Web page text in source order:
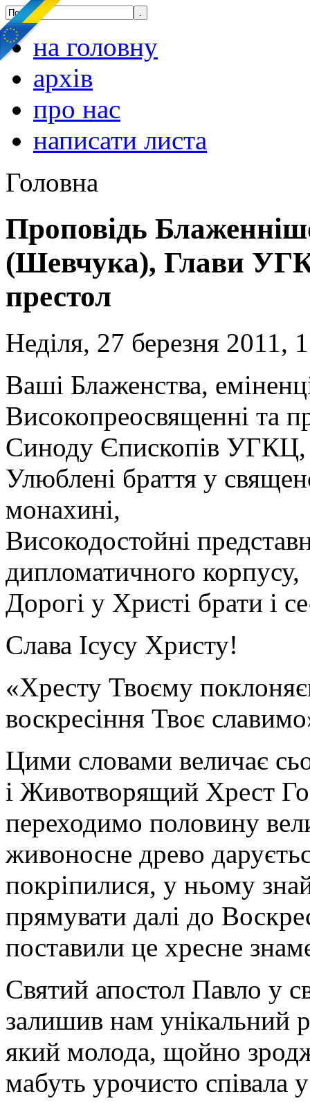
на головну
архів
про нас
написати листа
Головна
Проповідь
(Шевчука), Глави
престол
Неділя, 27 березня 2011,
Ваші Блаженства,
Високопреосвященні та
Синоду Єпископів УГКЦ,
Улюблені браття у
монахині,
Високодостойні
дипломатичного корпусу,
Дорогі у Христі брати і
Слава Ісусу Христу!
«Хресту Твоєму
воскресіння Твоє
Цими словами величає
і Животворящий Хрест
переходимо половину
живоносне древо
покріпилися, у ньому
прямувати далі до
поставили це хресне
Святий апостол Павло у
залишив нам унікальний
який молода, щойно
мабуть урочисто співала